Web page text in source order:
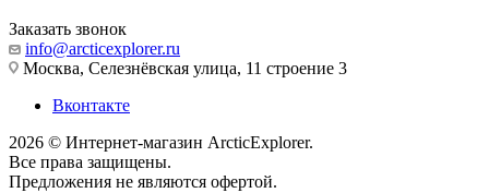
Заказать звонок
info@arcticexplorer.ru
Москва, Селезнёвская улица, 11 строение 3
Вконтакте
2026 © Интернет-магазин АrcticExplorer.
Все права защищены.
Предложения не являются офертой.